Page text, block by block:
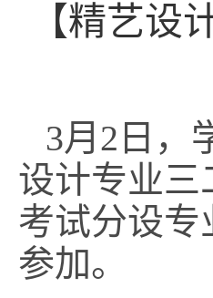
【精艺设
3月2日，
设计专业三
考试分设专
参加。